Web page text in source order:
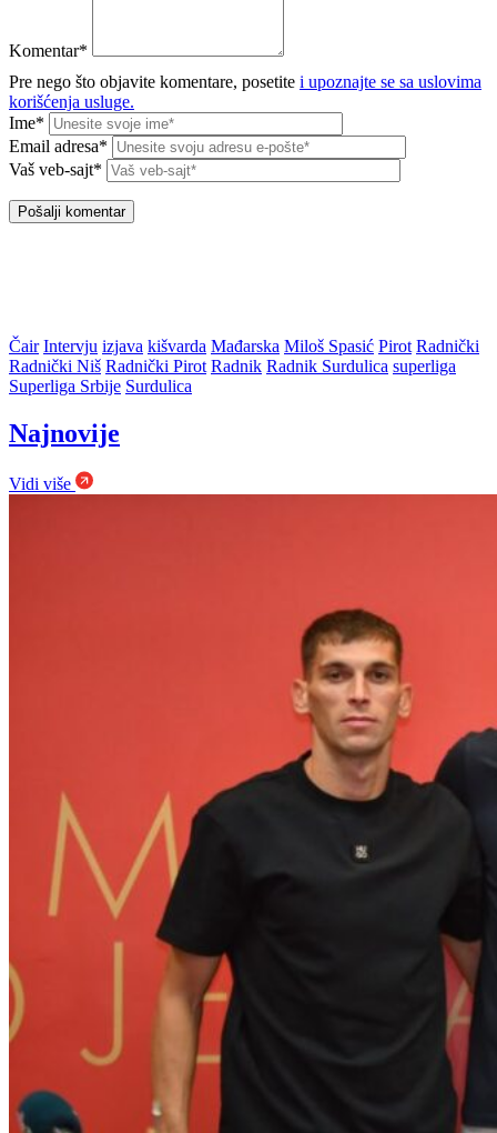
Komentar*
Pre nego što objavite komentare, posetite i upoznajte se sa uslovima
korišćenja usluge.
Ime*
Email adresa*
Vaš veb-sajt*
Čair Intervju izjava kišvarda Mađarska Miloš Spasić Pirot Radnički
Radnički Niš Radnički Pirot Radnik Radnik Surdulica superliga
Superliga Srbije Surdulica
Najnovije
Vidi više